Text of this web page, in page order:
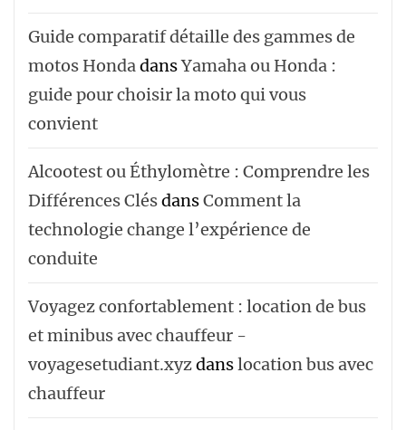
Guide comparatif détaille des gammes de
motos HondadansYamaha ou Honda :
guide pour choisir la moto qui vous
convient
Alcootest ou Éthylomètre : Comprendre les
Différences ClésdansComment la
technologie change l’expérience de
conduite
Voyagez confortablement : location de bus
et minibus avec chauffeur -
voyagesetudiant.xyzdanslocation bus avec
chauffeur ‌‌